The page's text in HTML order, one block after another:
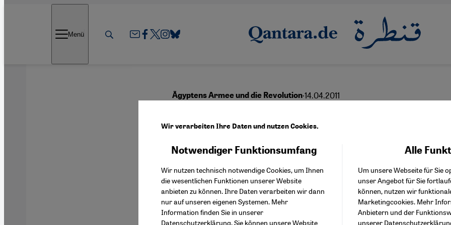
Menü
Ägyptens Armee und die Revolution·14.04.2011
Einmalige Allianz
Deutsch English
Mit großer Mehrheit haben die Ägypter Ende März den
Wir verarbeiten Ihre Daten und nutzen Cookies.
Notwendiger Funktionsumfang
Wir nutzen technisch notwendige Cookies, um Ihnen
die wesentlichen Funktionen unserer Website
anbieten zu können. Ihre Daten verarbeiten wir dann
nur auf unseren eigenen Systemen. Mehr
Information finden Sie in unserer
Datenschutzerklärung. Sie können unsere Website
Alle
Um unsere Webseite für Sie
unser Angebot für Sie
können, nutzen wir
Marketingcookies. Mehr
Anbietern und der
unserer
Facebook Embed /
Twitter Embed
Instagram Embed
Youtube Embed
Google Maps Embed